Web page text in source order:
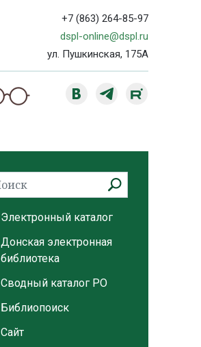
+7 (863) 264-85-97
dspl-online@dspl.ru
ул. Пушкинская, 175А
Электронный каталог
Донская электронная
библиотека
Сводный каталог РО
Библиопоиск
Сайт